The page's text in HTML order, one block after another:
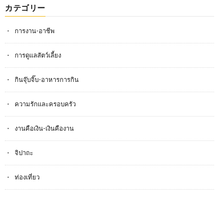
カテゴリー
การงาน-อาชีพ
การดูแลสัตว์เลี้ยง
กินจุ๊บจิ๊บ-อาหารการกิน
ความรักและครอบครัว
งานคือเงิน-เงินคืองาน
จิปาถะ
ท่องเที่ยว